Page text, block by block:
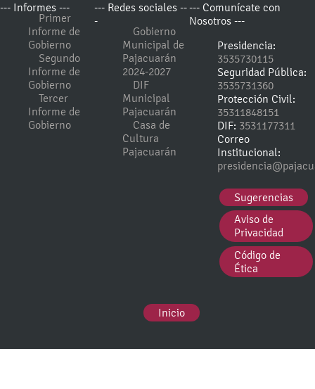
--- Informes ---
Primer
Informe de
Gobierno
Segundo
Informe de
Gobierno
Tercer
Informe de
Gobierno
--- Redes sociales --
-
Gobierno
Municipal de
Pajacuarán
2024-2027
DIF
Municipal
Pajacuarán
Casa de
Cultura
Pajacuarán
--- Comunícate con
Nosotros ---
Presidencia:
3535730115
Seguridad Pública:
3535731360
Protección Civil:
35311848151
DIF: 3531177311
Correo
Institucional:
Sugerencias
Aviso de
Privacidad
Código de
Ética
Inicio